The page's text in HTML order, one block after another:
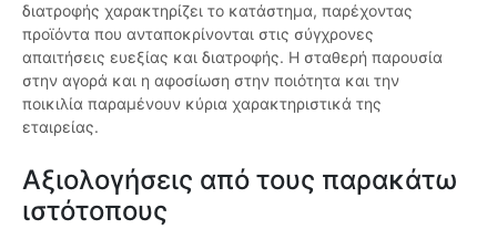
διατροφής χαρακτηρίζει το κατάστημα, παρέχοντας
προϊόντα που ανταποκρίνονται στις σύγχρονες
απαιτήσεις ευεξίας και διατροφής. Η σταθερή παρουσία
στην αγορά και η αφοσίωση στην ποιότητα και την
ποικιλία παραμένουν κύρια χαρακτηριστικά της
εταιρείας.
Αξιολογήσεις από τους παρακάτω
ιστότοπους